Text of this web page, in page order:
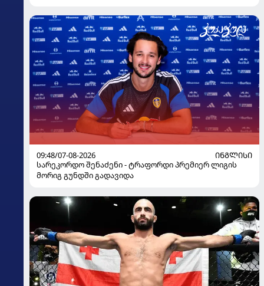
09:48/07-08-2026
ᲘᲜᲒᲚᲘᲡᲘ
სარეკორდო შენაძენი - ტრაფორდი პრემიერ ლიგის
მორიგ გუნდში გადავიდა